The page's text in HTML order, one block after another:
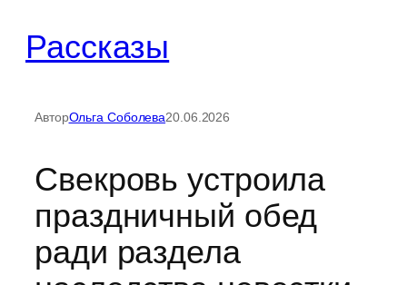
содержимому
Рассказы
АвторОльга Соболева20.06.2026
Свекровь устроила
праздничный обед
ради раздела